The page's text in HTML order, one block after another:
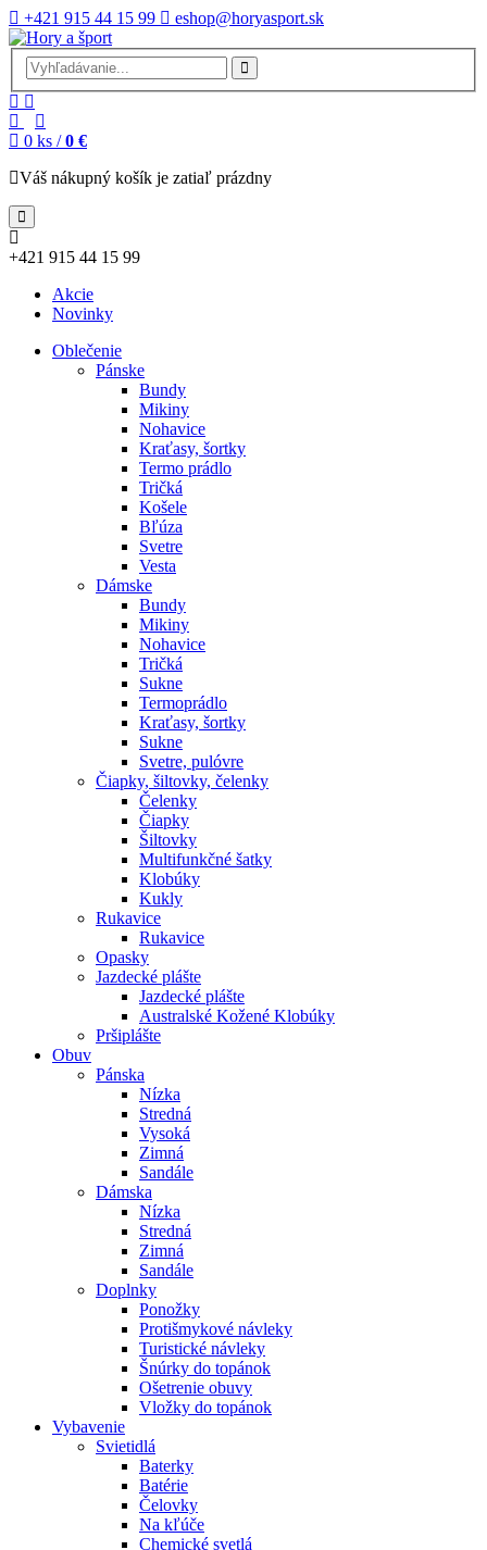
+421 915 44 15 99 eshop@horyasport.sk
0 ks / 0 €
Váš nákupný košík je zatiaľ prázdny
+421 915 44 15 99
Akcie
Novinky
Oblečenie
Pánske
Bundy
Mikiny
Nohavice
Kraťasy, šortky
Termo prádlo
Tričká
Košele
Bľúza
Svetre
Vesta
Dámske
Bundy
Mikiny
Nohavice
Tričká
Sukne
Termoprádlo
Kraťasy, šortky
Sukne
Svetre, pulóvre
Čiapky, šiltovky, čelenky
Čelenky
Čiapky
Šiltovky
Multifunkčné šatky
Klobúky
Kukly
Rukavice
Rukavice
Opasky
Jazdecké plášte
Jazdecké plášte
Australské Kožené Klobúky
Pršiplášte
Obuv
Pánska
Nízka
Stredná
Vysoká
Zimná
Sandále
Dámska
Nízka
Stredná
Zimná
Sandále
Doplnky
Ponožky
Protišmykové návleky
Turistické návleky
Šnúrky do topánok
Ošetrenie obuvy
Vložky do topánok
Vybavenie
Svietidlá
Baterky
Batérie
Čelovky
Na kľúče
Chemické svetlá